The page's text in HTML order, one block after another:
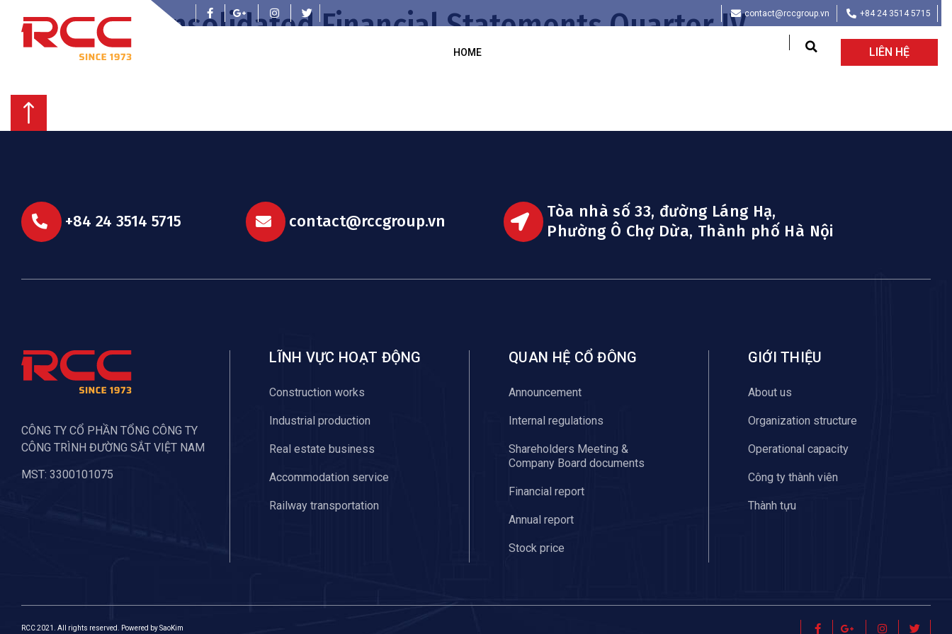
contact@rccgroup.vn +84 24 3514 5715
HOME LIÊN HỆ
Consolidated Financial Statements Quarter IV
+84 24 3514 5715 contact@rccgroup.vn
Tòa nhà số 33, đường Láng Hạ,
Phường Ô Chợ Dừa, Thành phố Hà Nội
CÔNG TY CỔ PHẦN TỔNG CÔNG TY
CÔNG TRÌNH ĐƯỜNG SẮT VIỆT NAM
MST: 3300101075
LĨNH VỰC HOẠT ĐỘNG
Construction works
Industrial production
Real estate business
Accommodation service
Railway transportation
QUAN HỆ CỔ ĐÔNG
Announcement
Internal regulations
Shareholders Meeting &
Company Board documents
Financial report
Annual report
Stock price
GIỚI THIỆU
About us
Organization structure
Operational capacity
Công ty thành viên
Thành tựu
RCC 2021. All rights reserved. Powered bySaoKim